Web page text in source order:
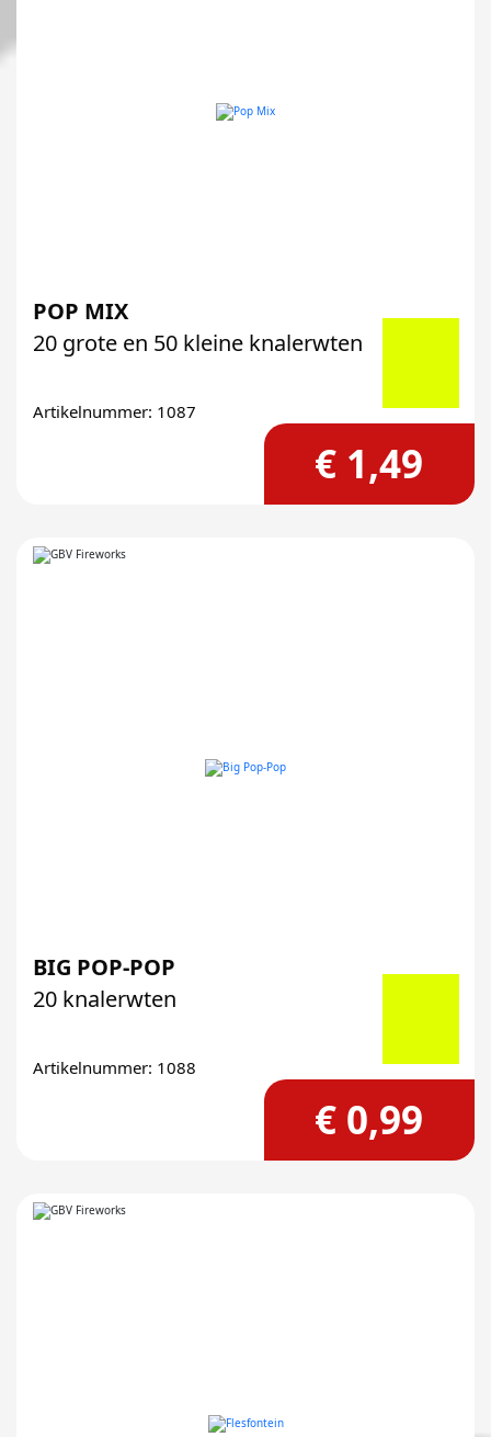
POP MIX
20 grote en 50 kleine knalerwten
Artikelnummer: 1087
€ 1,49
BIG POP-POP
20 knalerwten
Artikelnummer: 1088
€ 0,99